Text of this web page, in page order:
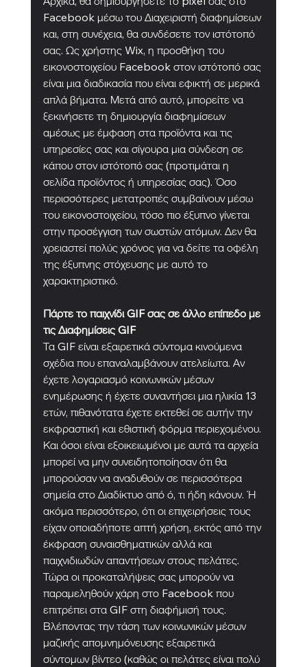
Facebook μέσω του Διαχειριστή διαφημίσεων
και, στη συνέχεια, θα συνδέσετε τον ιστότοπό
σας. Ως χρήστης Wix, η προσθήκη του
εικονοστοιχείου Facebook στον ιστότοπό σας
είναι μια διαδικασία που είναι εφικτή σε μερικά
απλά βήματα. Μετά από αυτό, μπορείτε να
ξεκινήσετε τη δημιουργία διαφημίσεων
αμέσως με έμφαση στα προϊόντα και τις
υπηρεσίες σας και σίγουρα μια σύνδεση σε
κάπου στον ιστότοπό σας (προτιμάται η
σελίδα προϊόντος ή υπηρεσίας σας). Όσο
περισσότερες μετατροπές συμβαίνουν μέσω
του εικονοστοιχείου, τόσο πιο έξυπνο γίνεται
στην προσέγγιση των σωστών ατόμων. Δεν θα
χρειαστεί πολύς χρόνος για να δείτε τα οφέλη
της έξυπνης στόχευσης με αυτό το
χαρακτηριστικό.
Πάρτε το παιχνίδι GIF σας σε άλλο επίπεδο με
τις Διαφημίσεις GIF
Τα GIF είναι εξαιρετικά σύντομα κινούμενα
σχέδια που επαναλαμβάνουν ατελείωτα. Αν
έχετε λογαριασμό κοινωνικών μέσων
ενημέρωσης ή έχετε συναντήσει μια ηλικία 13
ετών, πιθανότατα έχετε εκτεθεί σε αυτήν την
εκφραστική και εθιστική φόρμα περιεχομένου.
Και όσοι είναι εξοικειωμένοι με αυτά τα αρχεία
μπορεί να μην συνειδητοποίησαν ότι θα
μπορούσαν να αναδυθούν σε περισσότερα
σημεία στο Διαδίκτυο από ό, τι ήδη κάνουν. Ή
ακόμα περισσότερο, ότι οι επιχειρήσεις τους
είχαν οποιαδήποτε απτή χρήση, εκτός από την
έκφραση συναισθηματικών αλλά και
παιχνιδιωδών απαντήσεων στους πελάτες.
Τώρα οι προκαταλήψεις σας μπορούν να
παραμεληθούν χάρη στο Facebook που
επιτρέπει στα GIF στη διαφήμισή τους.
Βλέποντας την τάση των κοινωνικών μέσων
μαζικής απομνημόνευσης εξαιρετικά
σύντομων βίντεο (καθώς οι πελάτες είναι πολύ